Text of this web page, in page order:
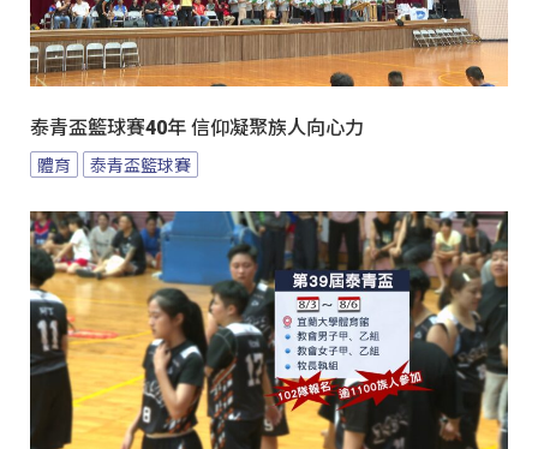
泰青盃籃球賽40年 信仰凝聚族人向心力
體育 泰青盃籃球賽